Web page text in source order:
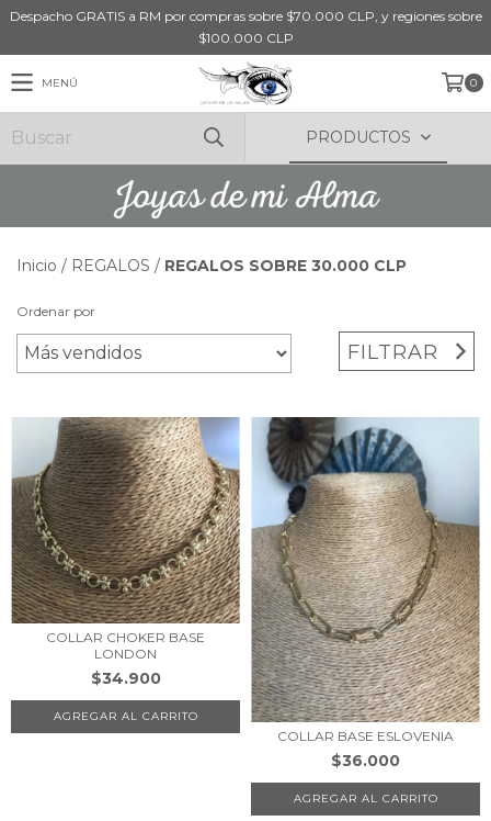
Despacho GRATIS a RM por compras sobre $70.000 CLP, y regiones sobre
$100.000 CLP
MENÚ 0
PRODUCTOS
Inicio / REGALOS / REGALOS SOBRE 30.000 CLP
Ordenar por
FILTRAR
COLLAR CHOKER BASE
LONDON
$34.900
COLLAR BASE ESLOVENIA
$36.000